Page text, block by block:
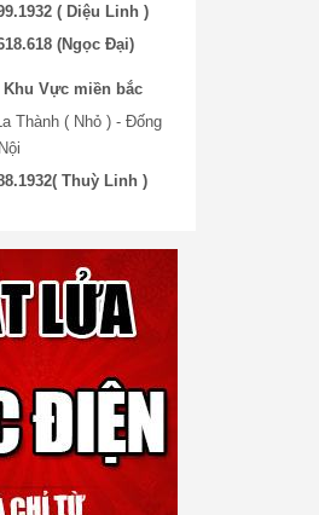
( Diệu Linh )
(Ngọc Đại)
Khu Vực miền bắc
Thành ( Nhỏ ) - Đống
Thuỳ Linh )